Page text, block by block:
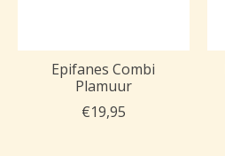
Epifanes Combi
Plamuur
€19,95